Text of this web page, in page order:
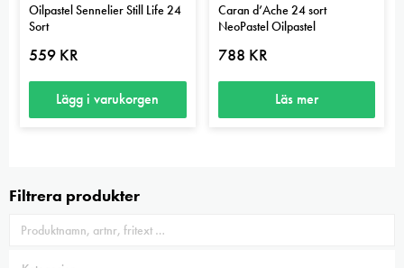
Oilpastel Sennelier Still Life 24
Sort
559 KR
Lägg i varukorgen
Caran d’Ache 24 sort
NeoPastel Oilpastel
788 KR
Läs mer
Filtrera produkter